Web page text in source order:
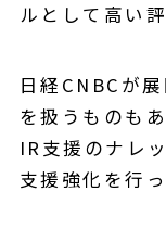
ルとして高い
日経CNBCが
を扱うものも
IR支援のナレ
支援強化を行